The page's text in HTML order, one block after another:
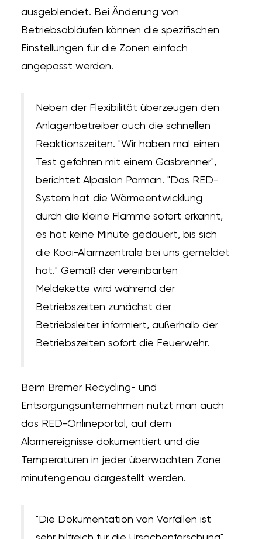
ausgeblendet. Bei Änderung von
Betriebsabläufen können die spezifischen
Einstellungen für die Zonen einfach
angepasst werden.
Neben der Flexibilität überzeugen den
Anlagenbetreiber auch die schnellen
Reaktionszeiten. "Wir haben mal einen
Test gefahren mit einem Gasbrenner",
berichtet Alpaslan Parman. "Das RED-
System hat die Wärmeentwicklung
durch die kleine Flamme sofort erkannt,
es hat keine Minute gedauert, bis sich
die Kooi-Alarmzentrale bei uns gemeldet
hat." Gemäß der vereinbarten
Meldekette wird während der
Betriebszeiten zunächst der
Betriebsleiter informiert, außerhalb der
Betriebszeiten sofort die Feuerwehr.
Beim Bremer Recycling- und
Entsorgungsunternehmen nutzt man auch
das RED-Onlineportal, auf dem
Alarmereignisse dokumentiert und die
Temperaturen in jeder überwachten Zone
minutengenau dargestellt werden.
"Die Dokumentation von Vorfällen ist